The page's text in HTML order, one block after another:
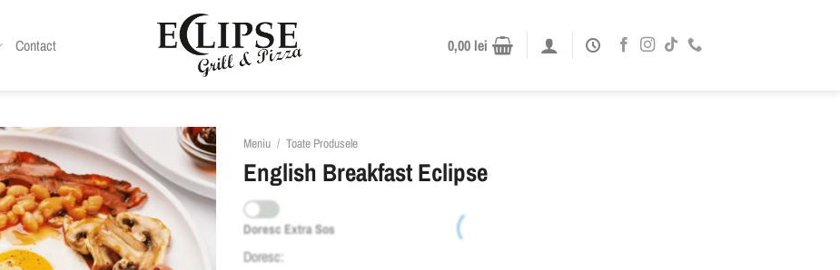
Contact 0,00 lei
Meniu / Toate Produsele
English Breakfast Eclipse
Doresc Extra Sos
Doresc: